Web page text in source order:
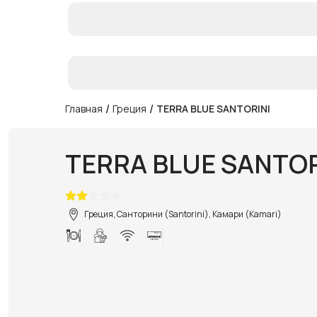
Главная / Греция / TERRA BLUE SANTORINI
TERRA BLUE
Греция, Санторини (Santorini), Камари (Kamari)